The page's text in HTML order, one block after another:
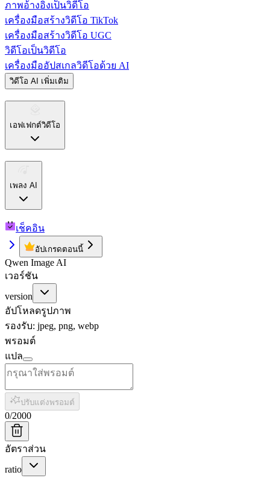
ภาพอ้างอิงเป็นวิดีโอ
เครื่องมือสร้างวิดีโอ TikTok
เครื่องมือสร้างวิดีโอ UGC
วิดีโอเป็นวิดีโอ
เครื่องมืออัปสเกลวิดีโอด้วย AI
วิดีโอ AI เพิ่มเติม
เอฟเฟกต์วิดีโอ
เพลง AI
เช็คอิน
อัปเกรดตอนนี้
Qwen Image AI
เวอร์ชัน
version
อัปโหลดรูปภาพ
รองรับ: jpeg, png, webp
พรอมต์
แปล
ปรับแต่งพรอมต์
0/2000
อัตราส่วน
ratio